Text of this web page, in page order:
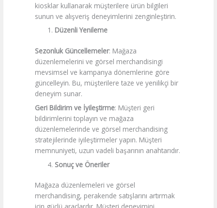
kiosklar kullanarak müşterilere ürün bilgileri
sunun ve alışveriş deneyimlerini zenginleştirin.
Düzenli Yenileme
Sezonluk Güncellemeler: Mağaza
düzenlemelerini ve görsel merchandisingi
mevsimsel ve kampanya dönemlerine göre
güncelleyin. Bu, müşterilere taze ve yenilikçi bir
deneyim sunar.
Geri Bildirim ve İyileştirme: Müşteri geri
bildirimlerini toplayın ve mağaza
düzenlemelerinde ve görsel merchandising
stratejilerinde iyileştirmeler yapın. Müşteri
memnuniyeti, uzun vadeli başarının anahtarıdır.
Sonuç ve Öneriler
Mağaza düzenlemeleri ve görsel
merchandising, perakende satışlarını artırmak